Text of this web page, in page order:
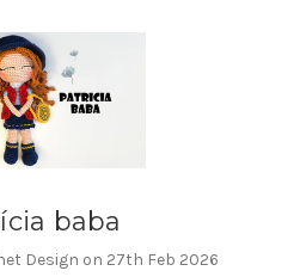
baba
Design on 27th Feb 2026